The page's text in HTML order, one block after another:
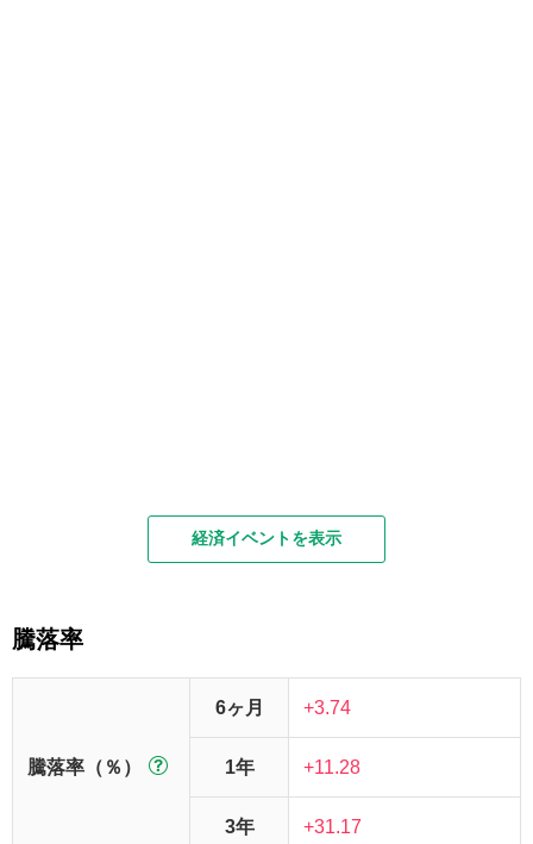
経済イベントを表示
騰落率
騰落率（％）
6ヶ月 +3.74
1年 +11.28
3年 +31.17